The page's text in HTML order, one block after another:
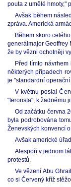
pouta z umělé hmoty,"
Avšak během
zpráva. Americká
Během skoro
generálmajor Geoffrey
že by vězni ochotněji
Před tímto
některých případech
je "standardní
V květnu poslal
"terorista", k žadnému
Od začátku června
byla podrobována
Ženevských konvencí
Avšak americké
Alespoň v jednom
protestů.
Ve vězení Abu
co si Červený kříž